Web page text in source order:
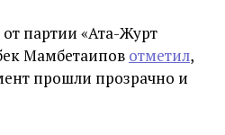
партии «Ата-Журт
Мамбетаипов отметил,
прошли прозрачно и